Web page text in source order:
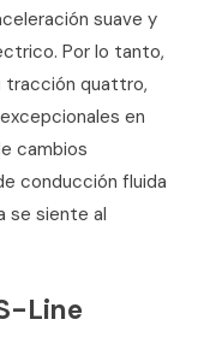
suave y
Por lo tanto,
tracción quattro,
en
cambios
conducción fluida
se siente al
Line